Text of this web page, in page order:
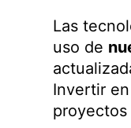
Las
uso de
Invertir